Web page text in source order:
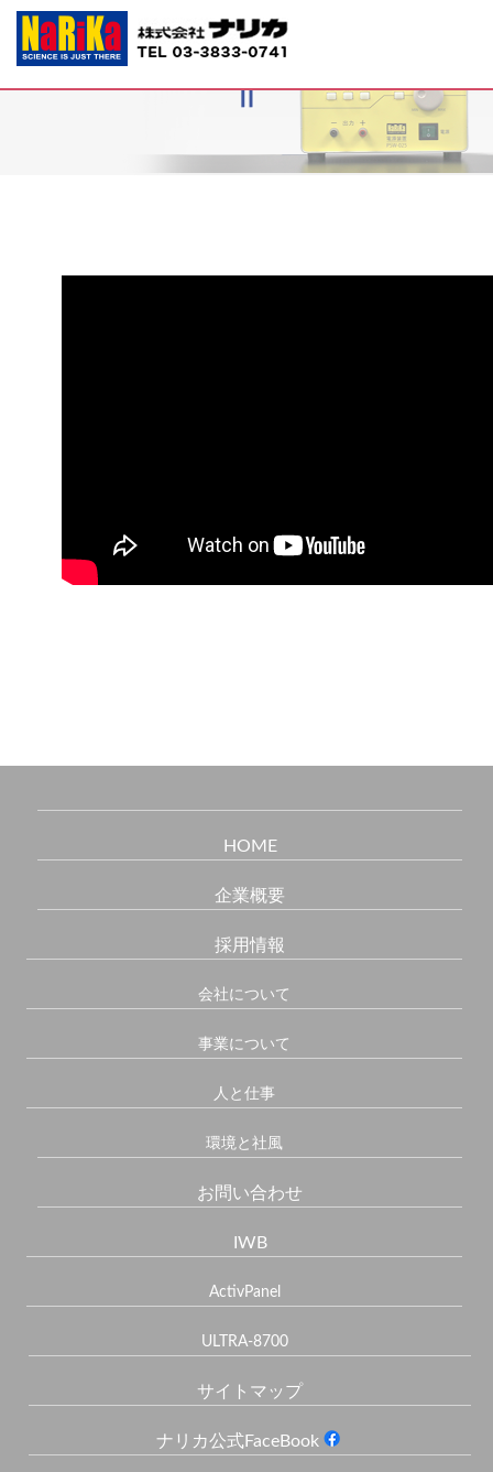
D21-4218～22 生物顕微鏡ネクロス
Ⅱ
HOME
企業概要
採用情報
会社について
事業について
人と仕事
環境と社風
お問い合わせ
IWB
ActivPanel
ULTRA-8700
サイトマップ
ナリカ公式FaceBook